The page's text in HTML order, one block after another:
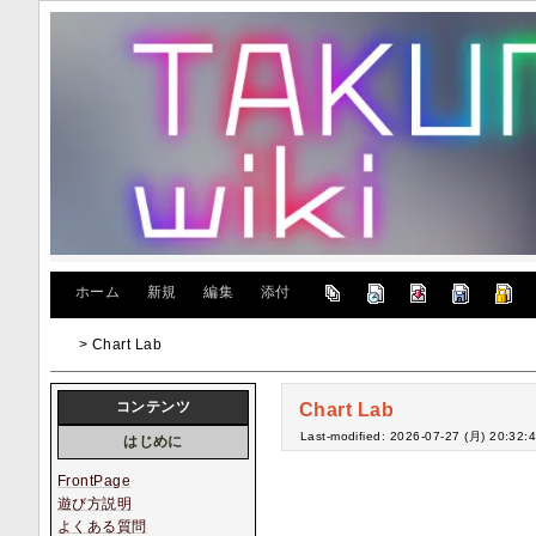
ホーム 新規 編集 添付
> Chart Lab
Chart Lab
Last-modified: 2026-07-27 (月)
コンテンツ
はじめに
FrontPage
遊び方説明
よくある質問